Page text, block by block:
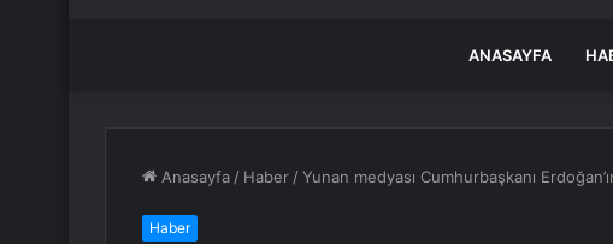
ANASAYFA
Anasayfa / Haber /Yunan medyası Cumhurbaşkanı
Haber